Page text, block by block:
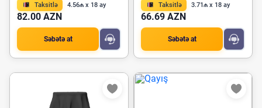
Taksitlə 4.56₼ x 18 ay
82.00 AZN
Səbətə at
Taksitlə 3.71₼ x 18 ay
66.69 AZN
Səbətə at